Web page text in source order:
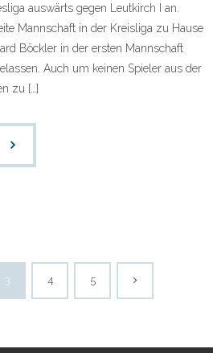
auswärts gegen Leutkirch I an.
Mannschaft in der Kreisliga zu Hause
Böckler in der ersten Mannschaft
Auch um keinen Spieler aus der
zu […]
3 4 5